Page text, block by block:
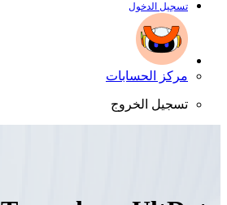
تسجيل الدخول
مركز الحسابات
تسجيل الخروج